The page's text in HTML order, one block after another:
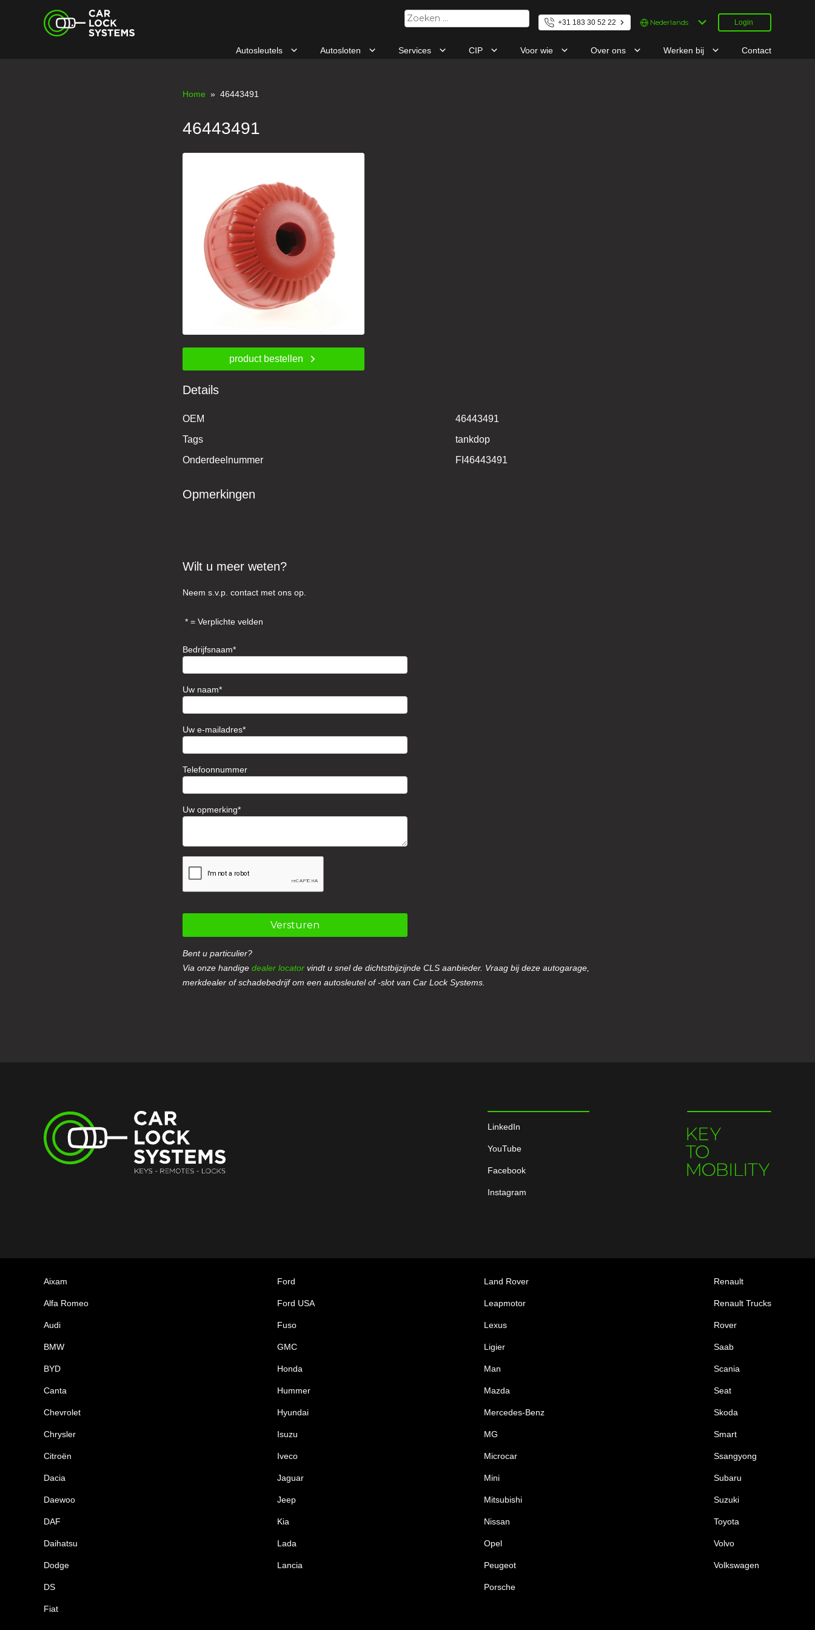
Car Lock Systems
Zoeken
naar:
+31 183 30 52 22
Kies
een
Login
Autosleutels Autosloten Services CIP Voor wie Over ons Werken bij Contact
Home » 46443491
46443491
product bestellen
Details
OEM
46443491
Tags
tankdop
Onderdeelnummer
FI46443491
Opmerkingen
Wilt u meer weten?
Neem s.v.p. contact met ons op.
= Verplichte velden
Bedrijfsnaam
Uw naam
Uw e-mailadres
Telefoonnummer
Uw opmerking
Versturen
Bent u particulier?
Via onze handigedealer locator vindt u snel de dichtstbijzijnde CLS aanbieder. Vraag bij deze autogarage,
merkdealer of schadebedrijf om een autosleutel of -slot van Car Lock Systems.
LinkedIn
YouTube
Facebook
Instagram
Aixam
Alfa Romeo
Audi
BMW
BYD
Canta
Chevrolet
Chrysler
Citroën
Dacia
Daewoo
DAF
Daihatsu
Dodge
DS
Fiat
Ford
Ford USA
Fuso
GMC
Honda
Hummer
Hyundai
Isuzu
Iveco
Jaguar
Jeep
Kia
Lada
Lancia
Land Rover
Leapmotor
Lexus
Ligier
Man
Mazda
Mercedes-Benz
MG
Microcar
Mini
Mitsubishi
Nissan
Opel
Peugeot
Porsche
Renault
Renault Trucks
Rover
Saab
Scania
Seat
Skoda
Smart
Ssangyong
Subaru
Suzuki
Toyota
Volvo
Volkswagen